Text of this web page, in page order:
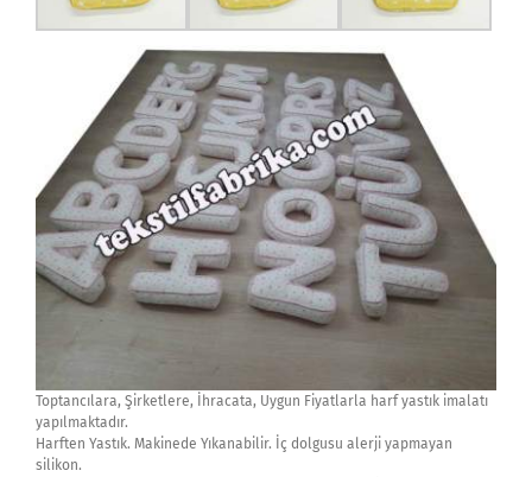
Toptancılara, Şirketlere, İhracata, Uygun Fiyatlarla harf yastık imalatı
yapılmaktadır.
Harften Yastık. Makinede Yıkanabilir. İç dolgusu alerji yapmayan
silikon.